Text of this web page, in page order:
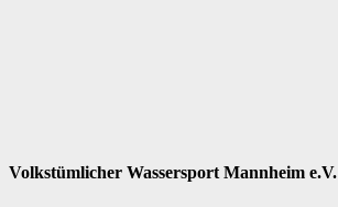
Volkstümlicher Wassersport Mannheim e.V.